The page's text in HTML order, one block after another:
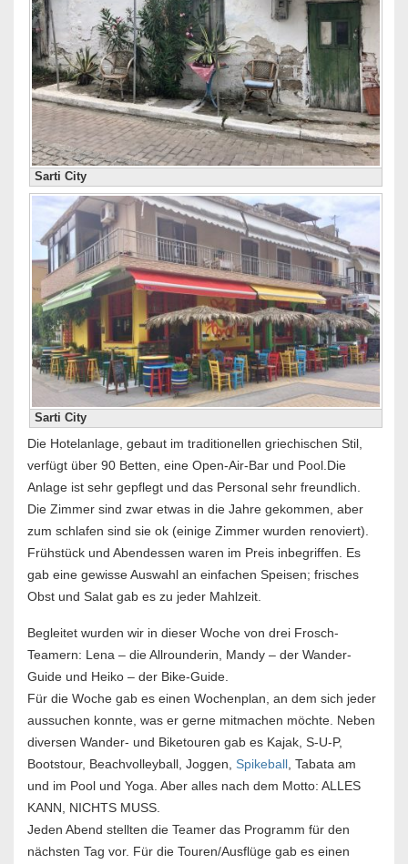
Sarti City
Sarti City
Die Hotelanlage, gebaut im traditionellen griechischen Stil,
verfügt über 90 Betten, eine Open-Air-Bar und Pool.Die
Anlage ist sehr gepflegt und das Personal sehr freundlich.
Die Zimmer sind zwar etwas in die Jahre gekommen, aber
zum schlafen sind sie ok (einige Zimmer wurden renoviert).
Frühstück und Abendessen waren im Preis inbegriffen. Es
gab eine gewisse Auswahl an einfachen Speisen; frisches
Obst und Salat gab es zu jeder Mahlzeit.
Begleitet wurden wir in dieser Woche von drei Frosch-
Teamern: Lena – die Allrounderin, Mandy – der Wander-
Guide und Heiko – der Bike-Guide.
Für die Woche gab es einen Wochenplan, an dem sich jeder
aussuchen konnte, was er gerne mitmachen möchte. Neben
diversen Wander- und Biketouren gab es Kajak, S-U-P,
Bootstour, Beachvolleyball, Joggen, Spikeball , Tabata am
und im Pool und Yoga. Aber alles nach dem Motto: ALLES
KANN, NICHTS MUSS.
Jeden Abend stellten die Teamer das Programm für den
nächsten Tag vor. Für die Touren/Ausflüge gab es einen